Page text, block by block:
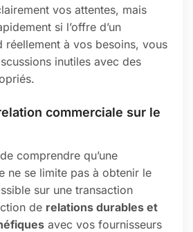
vos attentes, mais
si l’offre d’un
réellement à vos besoins, vous
inutiles avec des
commerciale sur le
comprendre qu’une
ne se limite pas à obtenir le
sur une transaction
de relations durables et
avec vos fournisseurs